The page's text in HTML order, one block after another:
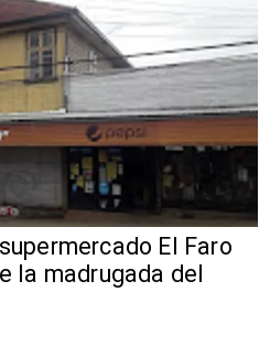
El Faro
la madrugada del